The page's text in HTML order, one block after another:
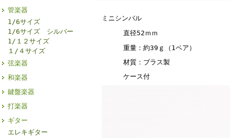
管楽器
1/6サイズ
1/6サイズ シルバー
1/１２サイズ
１/４サイズ
弦楽器
和楽器
鍵盤楽器
打楽器
ギター
エレキギター
ミニシンバル
直径52 ｍｍ
重量：約39 ｇ（ 1ペア）
材質：ブラス製
ケース付